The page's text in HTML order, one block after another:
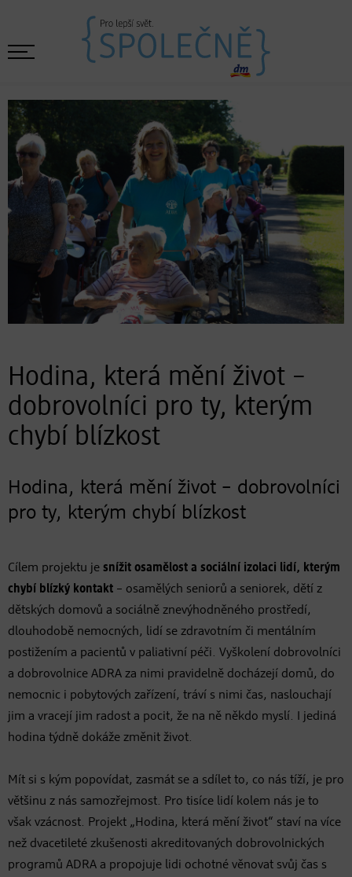
Hodina, která mění život –
dobrovolníci pro ty, kterým
chybí blízkost
Hodina, která mění život – dobrovolníci
pro ty, kterým chybí blízkost
Cílem projektu je snížit osamělost a sociální izolaci lidí, kterým
chybí blízký kontakt – osamělých seniorů a seniorek, dětí z
dětských domovů a sociálně znevýhodněného prostředí,
dlouhodobě nemocných, lidí se zdravotním či mentálním
postižením a pacientů v paliativní péči. Vyškolení dobrovolníci
a dobrovolnice ADRA za nimi pravidelně docházejí domů, do
nemocnic i pobytových zařízení, tráví s nimi čas, naslouchají
jim a vracejí jim radost a pocit, že na ně někdo myslí. I jediná
hodina týdně dokáže změnit život.
Mít si s kým popovídat, zasmát se a sdílet to, co nás tíží, je pro
většinu z nás samozřejmost. Pro tisíce lidí kolem nás je to
však vzácnost. Projekt „Hodina, která mění život“ staví na více
než dvacetileté zkušenosti akreditovaných dobrovolnických
programů ADRA a propojuje lidi ochotné věnovat svůj čas s